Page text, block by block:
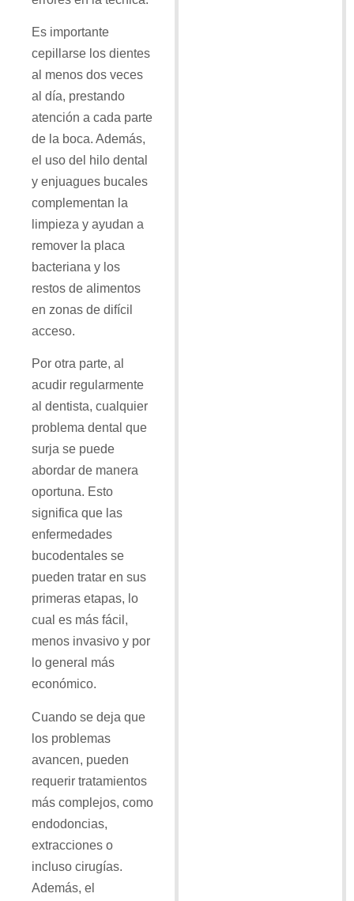
Es importante
cepillarse los dientes
al menos dos veces
al día, prestando
atención a cada parte
de la boca. Además,
el uso del hilo dental
y enjuagues bucales
complementan la
limpieza y ayudan a
remover la placa
bacteriana y los
restos de alimentos
en zonas de difícil
acceso.
Por otra parte, al
acudir regularmente
al dentista, cualquier
problema dental que
surja se puede
abordar de manera
oportuna. Esto
significa que las
enfermedades
bucodentales se
pueden tratar en sus
primeras etapas, lo
cual es más fácil,
menos invasivo y por
lo general más
económico.
Cuando se deja que
los problemas
avancen, pueden
requerir tratamientos
más complejos, como
endodoncias,
extracciones o
incluso cirugías.
Además, el